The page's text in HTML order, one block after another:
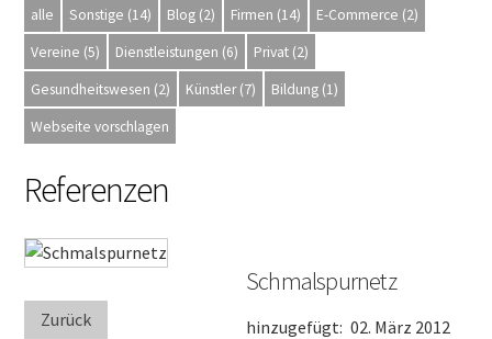
alle Sonstige (14) Blog (2) Firmen (14)
E-Commerce (2)
Vereine (5)
Dienstleistungen (6)
Privat (2)
Gesundheitswesen (2)
Künstler (7)
Bildung (1)
Webseite vorschlagen
Referenzen
Zurück
Schmalspurnetz
hinzugefügt: 02. März 2012